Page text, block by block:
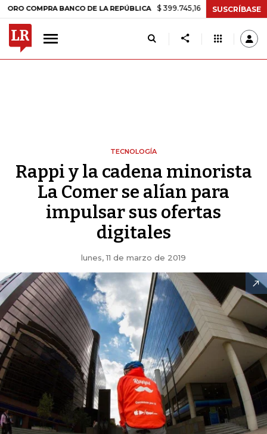
BANCO DE LA REPÚBLICA $ 399.745,16 +$ 2.295,71 +0,58%
SUSCRÍBASE
TECNOLOGÍA
Rappi y la cadena minorista
La Comer se alían para
impulsar sus ofertas
digitales
lunes, 11 de marzo de 2019